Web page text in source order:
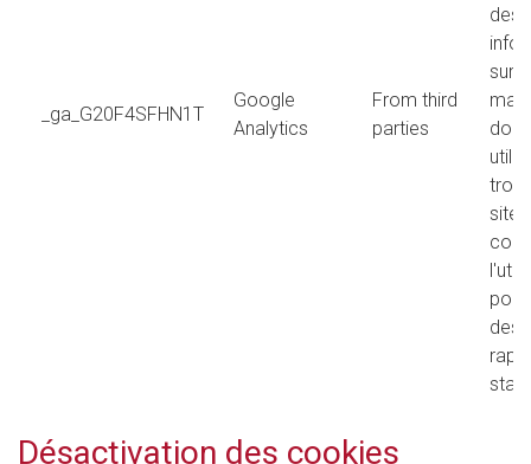
_ga_G20F4SFHN1T
Google
Analytics
From third
parties
des
sur
dont
site
des
Désactivation des cookies